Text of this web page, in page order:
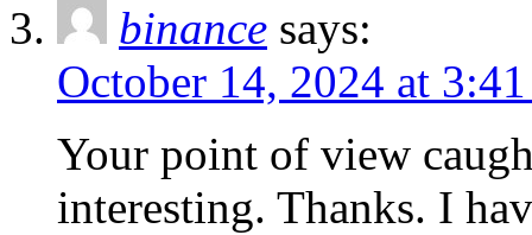
binance says:
October 14, 2024 at
Your point of view
interesting. Thanks. I